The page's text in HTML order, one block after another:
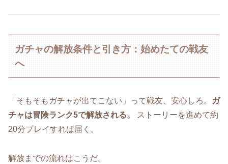
ガチャの解放条件と引き方：始めたての戦友
へ
「そもそもガチャが出てこない」って戦友、安心しろ。
ガ
チャは冒険ランク5で解放される。
ストーリーを進めて約
20分プレイすれば届く。
解放までの流れはこうだ。